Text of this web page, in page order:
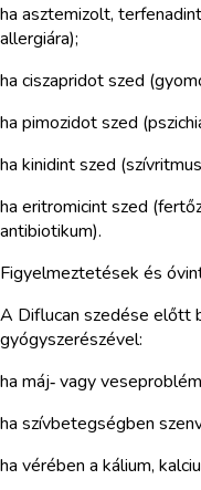
ha asztemizolt,
allergiára);
ha ciszapridot szed
ha pimozidot szed
ha kinidint szed
ha eritromicint szed
antibiotikum).
Figyelmeztetések és
A Diflucan szedése előtt
gyógyszerészével:
ha máj‑ vagy
ha szívbetegségben
ha vérében a kálium,